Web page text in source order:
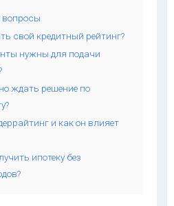
вопросы
свой кредитный рейтинг?
нужны для подачи
ждать решение по
и как он влияет
ипотеку без